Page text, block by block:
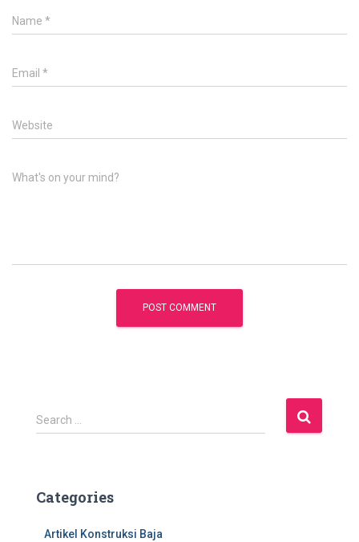
Name *
Email *
Website
What's on your mind?
S
e
h
Search …
Categories
Artikel Konstruksi Baja